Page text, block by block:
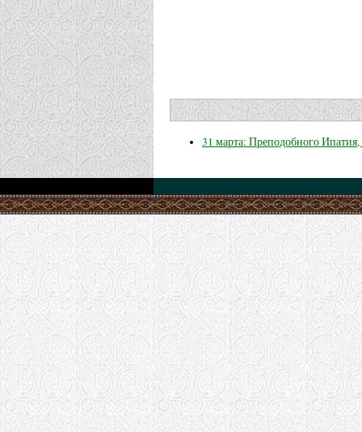
31 марта: Преподобного Ипатия,